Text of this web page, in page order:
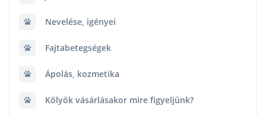
Nevelése, igényei
Fajtabetegségek
Ápolás, kozmetika
Kölyök vásárlásakor mire figyeljünk?